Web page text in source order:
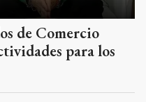
de Comercio
para los